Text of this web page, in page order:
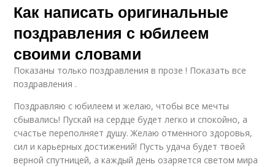
Как написать оригинальные
поздравления с юбилеем
своими словами
Показаны только поздравления в прозе ! Показать все
поздравления .
Поздравляю с юбилеем и желаю, чтобы все мечты
сбывались! Пускай на сердце будет легко и спокойно, а
счастье переполняет душу. Желаю отменного здоровья,
сил и карьерных достижений! Пусть удача будет твоей
верной спутницей, а каждый день озаряется светом мира